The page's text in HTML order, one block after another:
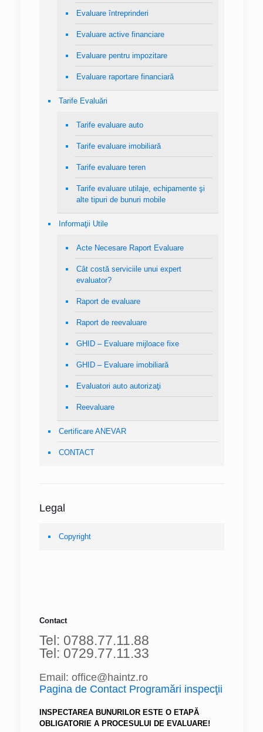
Evaluare întreprinderi
Evaluare active financiare
Evaluare pentru impozitare
Evaluare raportare financiară
Tarife Evaluări
Tarife evaluare auto
Tarife evaluare imobiliară
Tarife evaluare teren
Tarife evaluare utilaje, echipamente şi
alte tipuri de bunuri mobile
Informaţii Utile
Acte Necesare Raport Evaluare
Cât costă serviciile unui expert
evaluator?
Raport de evaluare
Raport de reevaluare
GHID – Evaluare mijloace fixe
GHID – Evaluare imobiliară
Evaluatori auto autorizaţi
Reevaluare
Certificare ANEVAR
CONTACT
Legal
Copyright
Contact
Tel: 0788.77.11.88
Tel: 0729.77.11.33
Email: office@haintz.ro
Pagina de Contact Programări inspecţii
INSPECTAREA BUNURILOR ESTE O ETAPĂ
OBLIGATORIE A PROCESULUI DE EVALUARE!